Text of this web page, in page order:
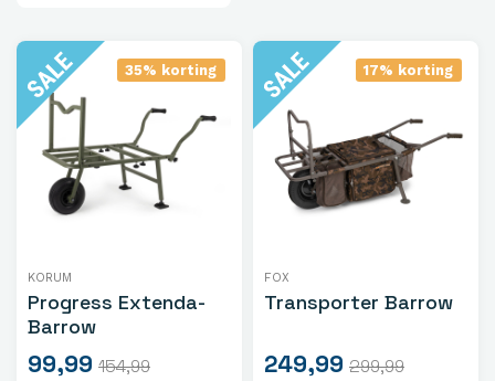
35% korting
KORUM
Progress Extenda-
Barrow
99,99 154,99
17% korting
FOX
Transporter Barrow
249,99 299,99